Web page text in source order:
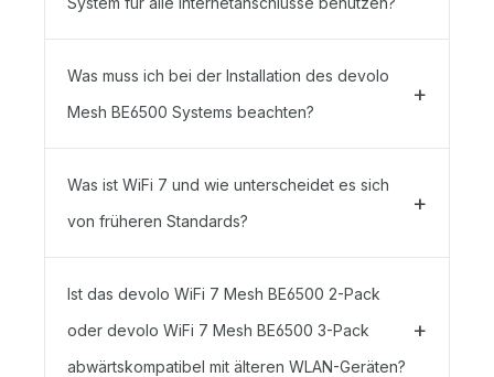
Was muss ich bei der Installation des devolo
Mesh BE6500 Systems beachten?
Was ist WiFi 7 und wie unterscheidet es sich
von früheren Standards?
Ist das devolo WiFi 7 Mesh BE6500 2-Pack
oder devolo WiFi 7 Mesh BE6500 3-Pack
abwärtskompatibel mit älteren WLAN-Geräten?